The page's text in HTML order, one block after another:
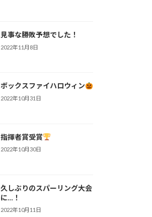
見事な勝敗予想でした！
2022年11月8日
ボックスファイハロウィン
2022年10月31日
指揮者賞受賞
2022年10月30日
久しぶりのスパーリング大会
に…！
2022年10月11日